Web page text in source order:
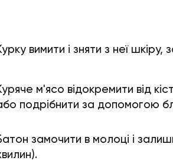
вимити і зняти з неї
м'ясо відокремити від
подрібнити за допомогою
замочити в молоці і